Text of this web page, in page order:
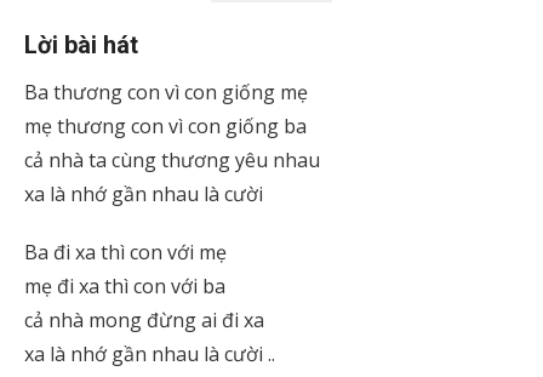
Lời bài hát
Ba thương con vì con giống mẹ
mẹ thương con vì con giống ba
cả nhà ta cùng thương yêu nhau
xa là nhớ gần nhau là cười
Ba đi xa thì con với mẹ
mẹ đi xa thì con với ba
cả nhà mong đừng ai đi xa
xa là nhớ gần nhau là cười ..